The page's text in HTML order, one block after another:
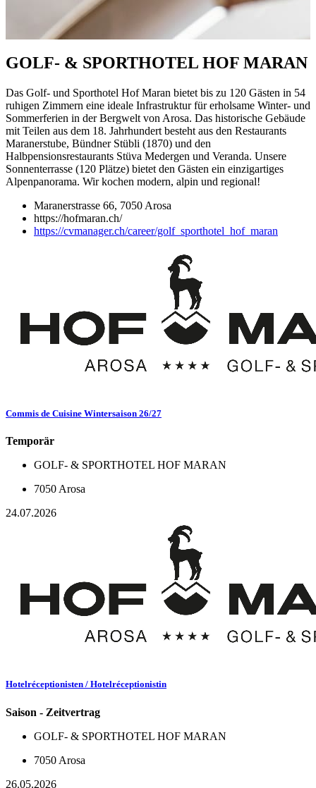
GOLF- & SPORTHOTEL HOF MARAN
Das Golf- und Sporthotel Hof Maran bietet bis zu 120 Gästen in 54
ruhigen Zimmern eine ideale Infrastruktur für erholsame Winter- und
Sommerferien in der Bergwelt von Arosa. Das historische Gebäude
mit Teilen aus dem 18. Jahrhundert besteht aus den Restaurants
Maranerstube, Bündner Stübli (1870) und den
Halbpensionsrestaurants Stüva Medergen und Veranda. Unsere
Sonnenterrasse (120 Plätze) bietet den Gästen ein einzigartiges
Alpenpanorama. Wir kochen modern, alpin und regional!
Maranerstrasse 66, 7050 Arosa
https://hofmaran.ch/
https://cvmanager.ch/career/golf_sporthotel_hof_maran
Commis de Cuisine Wintersaison 26/27
Temporär
GOLF- & SPORTHOTEL HOF MARAN
7050 Arosa
24.07.2026
Hotelréceptionisten / Hotelréceptionistin
Saison - Zeitvertrag
GOLF- & SPORTHOTEL HOF MARAN
7050 Arosa
26.05.2026